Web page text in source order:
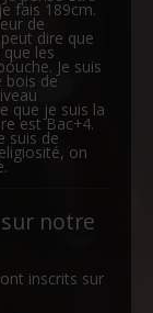
fais 189cm.
de
dire que
les
Je suis
bois de
que je suis la
est Bac+4.
suis de
on
notre
inscrits sur